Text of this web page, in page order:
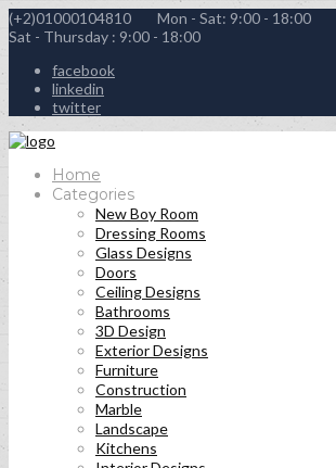
(+2)01000104810 Mon - Sat: 9:00 - 18:00
Sat - Thursday : 9:00 - 18:00
facebook
linkedin
twitter
Home
Categories
New Boy Room
Dressing Rooms
Glass Designs
Doors
Ceiling Designs
Bathrooms
3D Design
Exterior Designs
Furniture
Construction
Marble
Landscape
Kitchens